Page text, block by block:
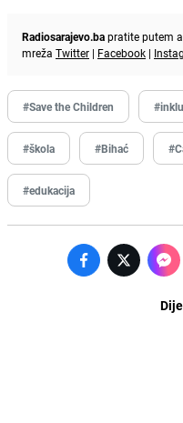
Radiosarajevo.bapratite putem
mreža Twitter | Facebook |
#Save the Children
#škola #Bihać
#edukacija